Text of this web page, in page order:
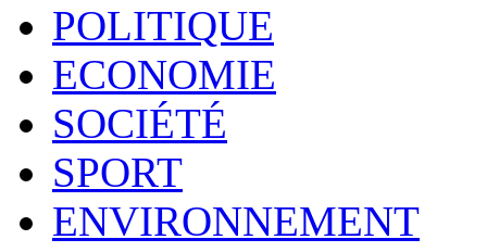
POLITIQUE
ECONOMIE
SOCIÉTÉ
SPORT
ENVIRONNEMENT